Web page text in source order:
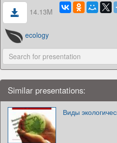
14.13M
ecology
Similar presentations:
Виды